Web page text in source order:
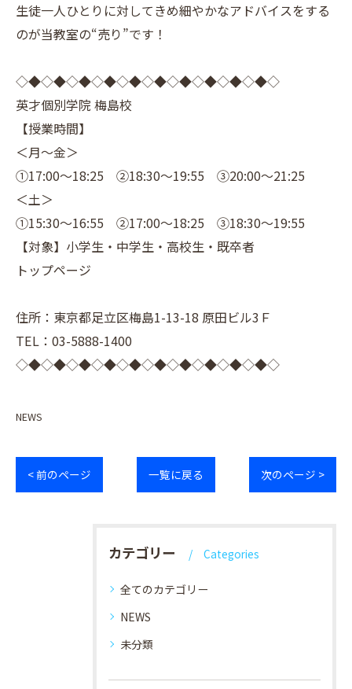
生徒一人ひとりに対してきめ細やかなアドバイスをする
のが当教室の“売り”です！
◇◆◇◆◇◆◇◆◇◆◇◆◇◆◇◆◇◆◇◆◇
英才個別学院 梅島校
【授業時間】
＜月～金＞
①17:00～18:25 ②18:30～19:55 ③20:00～21:25
＜土＞
①15:30～16:55 ②17:00～18:25 ③18:30～19:55
【対象】小学生・中学生・高校生・既卒者
トップページ
住所：東京都足立区梅島1-13-18 原田ビル3Ｆ
TEL：03-5888-1400
◇◆◇◆◇◆◇◆◇◆◇◆◇◆◇◆◇◆◇◆◇
NEWS
< 前のページ 一覧に戻る 次のページ >
カテゴリー Categories
全てのカテゴリー
NEWS
未分類